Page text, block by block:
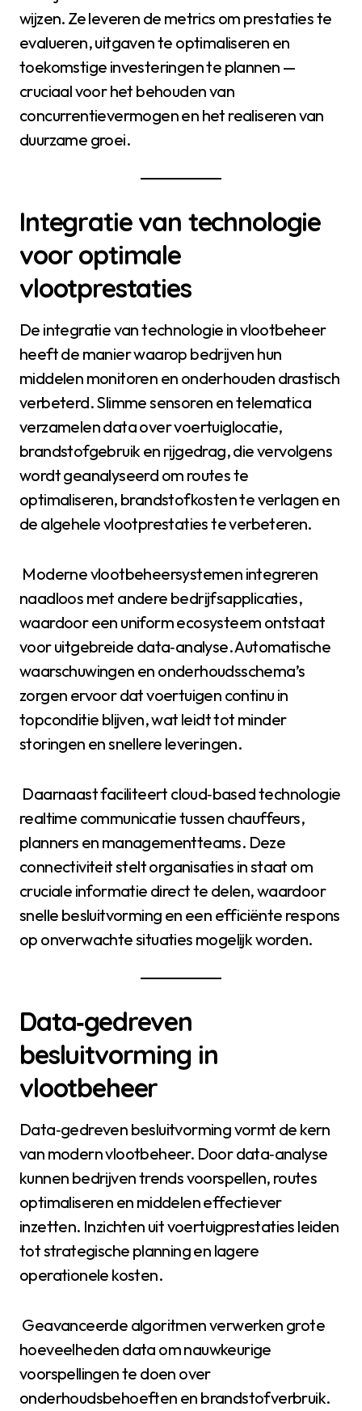
wijzen. Ze leveren de metrics om prestaties te
evalueren, uitgaven te optimaliseren en
toekomstige investeringen te plannen —
cruciaal voor het behouden van
concurrentievermogen en het realiseren van
duurzame groei.
Integratie van technologie
voor optimale
vlootprestaties
De integratie van technologie in vlootbeheer
heeft de manier waarop bedrijven hun
middelen monitoren en onderhouden drastisch
verbeterd. Slimme sensoren en telematica
verzamelen data over voertuiglocatie,
brandstofgebruik en rijgedrag, die vervolgens
wordt geanalyseerd om routes te
optimaliseren, brandstofkosten te verlagen en
de algehele vlootprestaties te verbeteren.
Moderne vlootbeheersystemen integreren
naadloos met andere bedrijfsapplicaties,
waardoor een uniform ecosysteem ontstaat
voor uitgebreide data‑analyse. Automatische
waarschuwingen en onderhoudsschema’s
zorgen ervoor dat voertuigen continu in
topconditie blijven, wat leidt tot minder
storingen en snellere leveringen.
Daarnaast faciliteert cloud‑based technologie
realtime communicatie tussen chauffeurs,
planners en managementteams. Deze
connectiviteit stelt organisaties in staat om
cruciale informatie direct te delen, waardoor
snelle besluitvorming en een efficiënte respons
op onverwachte situaties mogelijk worden.
Data‑gedreven
besluitvorming in
vlootbeheer
Data‑gedreven besluitvorming vormt de kern
van modern vlootbeheer. Door data‑analyse
kunnen bedrijven trends voorspellen, routes
optimaliseren en middelen effectiever
inzetten. Inzichten uit voertuigprestaties leiden
tot strategische planning en lagere
operationele kosten.
Geavanceerde algoritmen verwerken grote
hoeveelheden data om nauwkeurige
voorspellingen te doen over
onderhoudsbehoeften en brandstofverbruik.